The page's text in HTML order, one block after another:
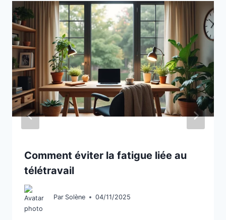
Comment éviter la fatigue liée au
télétravail
Par Solène 04/11/2025